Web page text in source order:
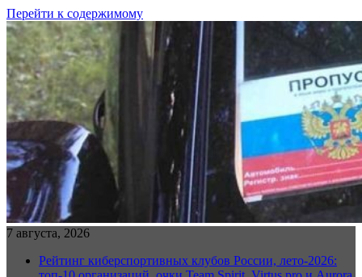
Перейти к содержимому
7 августа, 2026
Рейтинг киберспортивных клубов России, лето-2026: